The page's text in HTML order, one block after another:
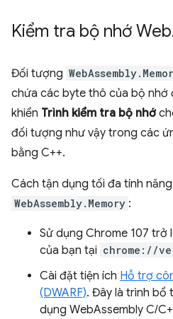
Kiểm tra bộ nhớ Web
Đối tượng
chứa các byte thô của bộ nhớ
khiển Trình kiểm tra bộ nhớ
đối tượng như vậy trong các
bằng C++.
Cách tận dụng tối đa tính
WebAssembly.Memory :
Sử dụng Chrome 107 trở
của bạn tại chrome://
Cài đặt tiện ích Hỗ trợ
(DWARF). Đây là trình bổ
dụng WebAssembly C/